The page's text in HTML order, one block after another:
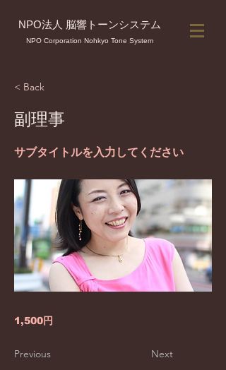
NPO法人 脳響トーンシステム
NPO Corporation Nohkyo Tone System
< Back
副理事
サブタイトルを入力してください
1,500円
Previous Next